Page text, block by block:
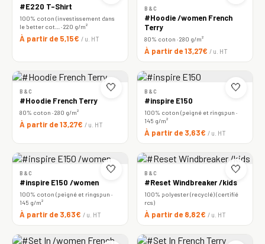
#E220 T-Shirt
100% coton (investissement dans
le better cot… · 220 g/m²
À partir de 5,15€ / u. HT
B&C
#Hoodie /women French
Terry
80% coton · 280 g/m²
À partir de 13,27€ / u. HT
🤍
B&C
#Hoodie French Terry
80% coton · 280 g/m²
À partir de 13,27€ / u. HT
🤍
B&C
#inspire E150
100% coton (peigné et ringspun ·
145 g/m²
À partir de 3,63€ / u. HT
🤍
B&C
#inspire E150 /women
100% coton (peigné et ringspun ·
145 g/m²
À partir de 3,63€ / u. HT
🤍
B&C
#Reset Windbreaker /kids
100% polyester (recyclé) (certifié
rcs)
À partir de 8,82€ / u. HT